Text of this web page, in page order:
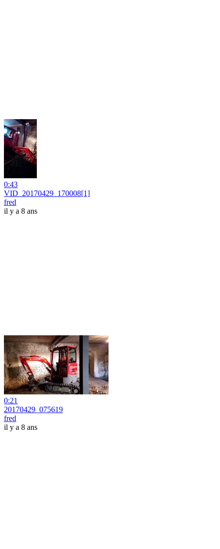
0:43
VID_20170429_170008[1]
fred
il y a 8 ans
0:21
20170429_075619
fred
il y a 8 ans